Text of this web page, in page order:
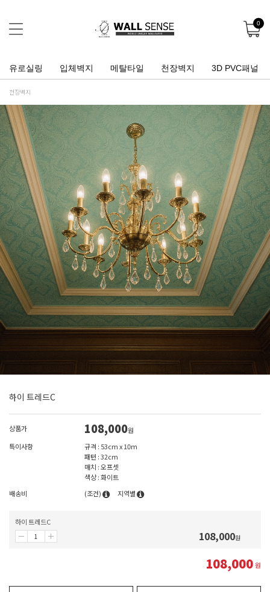
0
유로실링 입체벽지 메탈타일 천장벽지 3D PVC패널
천장벽지
하이 트레드C
상품가 108,000원
특이사항
규격 : 53cm x 10m
패턴 : 32cm
매치 : 오프셋
색상 : 화이트
배송비
(조건) 지역별
하이 트레드C
108,000원
108,000원